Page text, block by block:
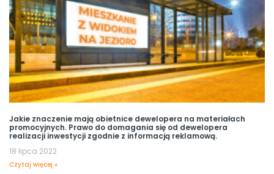
Jakie znaczenie mają obietnice dewelopera na materiałach
promocyjnych. Prawo do domagania się od dewelopera
realizacji inwestycji zgodnie z informacją reklamową.
18 lipca 2022
Czytaj więcej »